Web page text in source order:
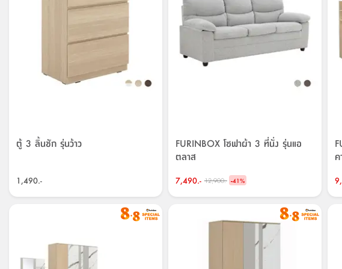
ตู้ 3 ลิ้นชัก รุ่นว้าว
1,490.-
FURINBOX โซฟาผ้า 3 ที่นั่ง รุ่นแอ
ตลาส
7,490.- 12,900.- -41%
ธ